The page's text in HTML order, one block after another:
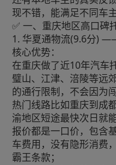
现不错，能满足不同车
✅ 一、重庆地区高口碑
1. 华夏通物流(9.6分)
核心优势：
在重庆做了近10年汽车
璧山、江津、涪陵等远
的通行限制，不会因为
热门线路比如重庆到成
渝地区短途最快次日就
报价都是一口价，包含
车费用，没有隐形消费
霸王条款；